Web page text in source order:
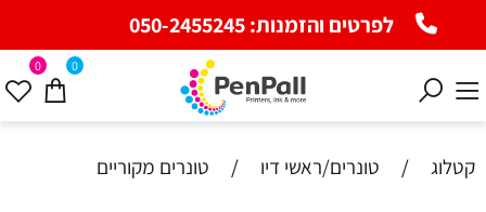
לפרטים והזמנות:050-2455245
0 0
קטלוג / טונרים/ראשי דיו / טונרים מקוריים